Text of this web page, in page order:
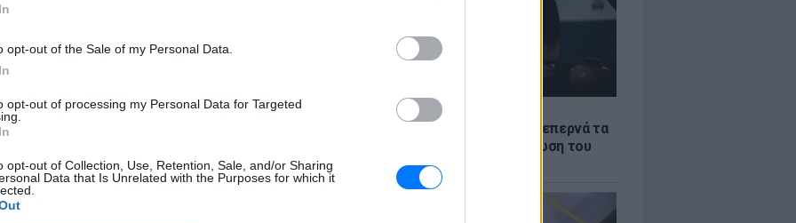
opt-out of the Sale of my Personal Data.
opt-out of processing my Personal Data for Targeted
opt-out of Collection, Use, Retention, Sale, and/or Sharing
Data that Is Unrelated with the Purposes for which it
ΕΙΔΗΣΕΙΣ
Καύσιμα «φωτιά»: Η βενζίνη ξεπερνά τα
2 ευρώ το λίτρο παρά την πτώση του
αργού πετρελαίου διεθνώς
ό,τι περίμενε κανείς και για εμάς
τόσοι πολλοί από εμάς ελπίζαμε και
εβδομάδα», έγραψε ο Τζόσουα Στιούαρτ
υποστηρικτές της αδερφής του.
στη μονάδα εντατικής
σε πέντε επεμβάσεις την περασμένη
προγραμματισμένες για τις επόμενες.